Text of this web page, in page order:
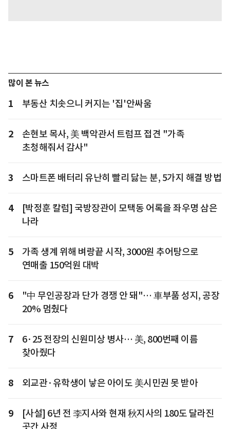
많이 본 뉴스
1 부동산 치솟으니 커지는 '집'안싸움
2
손현보 목사, 美 백악관서 트럼프 접견 "가족
초청해줘서 감사"
3 스마트폰 배터리 유난히 빨리 닳는 분, 5가지 해결 방법
4
[박정훈 칼럼] 국방장관이 모택동 어록을 좌우명 삼은
나라
5
가족 생계 위해 벼랑끝 시작, 3000원 추어탕으로
연매출 150억원 대박
6
"中 무인공장과 단가 경쟁 안 돼"… 車부품 성지, 공장
20% 멈췄다
7
6·25 전장의 신원미상 병사… 美, 800번째 이름
찾아줬다
8 외교관·유학생이 낳은 아이도 美시민권 못 받아
9
[사설] 6년 전 李지사와 현재 秋지사의 180도 달라진
곳간 사정